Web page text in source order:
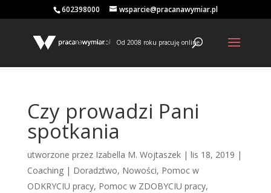
602398000 wsparcie@pracanawymiar.pl
Od 2008 roku pracuję online
Czy prowadzi Pani
spotkania
utworzone przez Izabella M. Wojtaszek| lis 18, 2019 |
Coaching | Doradztwo, Nowości, Pomoc w
ODKRYCIU pracy, Pomoc w ZDOBYCIU pracy,